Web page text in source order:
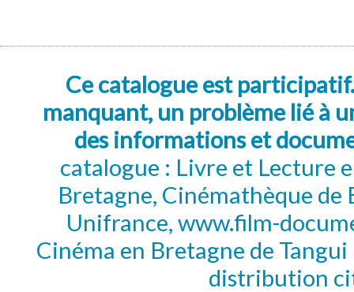
Ce catalogue est
manquant, un problème lié à
des informations et
catalogue : Livre et Lecture
Bretagne, Cinémathèque de
Unifrance, www.film-
Cinéma en Bretagne de
distribution